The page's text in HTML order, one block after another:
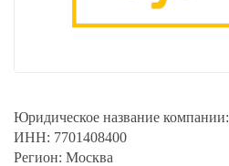
Юридическое название компании:
ИНН: 7701408400
Регион: Москва